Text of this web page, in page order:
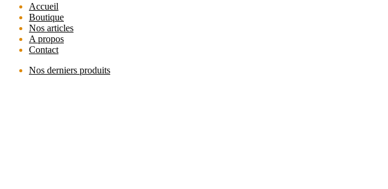
Accueil
Boutique
Nos articles
A propos
Contact
Nos derniers produits